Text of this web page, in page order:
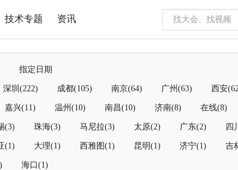
技术专题 资讯
指定日期
深圳(222) 成都(105) 南京(64) 广州(63) 西安
嘉兴(11) 温州(10) 南昌(10) 济南(8) 在线(8)
(3) 珠海(3) 马尼拉(3) 太原(2) 广东(2) 四
(1) 大理(1) 西雅图(1) 昆明(1) 济宁(1) 吉
海口(1)